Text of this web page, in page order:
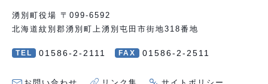
湧別町役場 〒099-6592
北海道紋別郡湧別町上湧別屯田市街地318番地
TEL 01586-2-2111 FAX 01586-2-2511